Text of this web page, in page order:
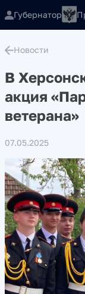
Губернатор
Новости
В
акция
ветерана»
07.05.2025